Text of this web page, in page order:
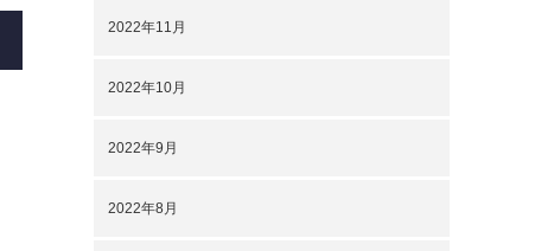
2022年11月
2022年10月
2022年9月
2022年8月